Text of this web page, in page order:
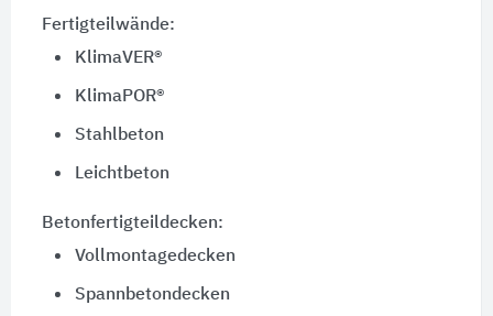
Fertigteilwände:
KlimaVER®
KlimaPOR®
Stahlbeton
Leichtbeton
Betonfertigteildecken:
Vollmontagedecken
Spannbetondecken